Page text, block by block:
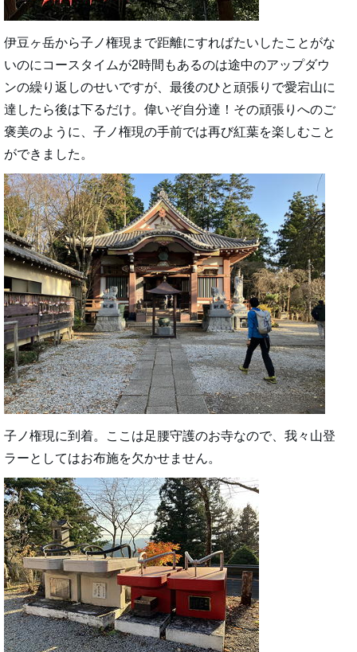
伊豆ヶ岳から子ノ権現まで距離にすればたいしたことがな
いのにコースタイムが2時間もあるのは途中のアップダウ
ンの繰り返しのせいですが、最後のひと頑張りで愛宕山に
達したら後は下るだけ。偉いぞ自分達！その頑張りへのご
褒美のように、子ノ権現の手前では再び紅葉を楽しむこと
ができました。
子ノ権現に到着。ここは足腰守護のお寺なので、我々山登
ラーとしてはお布施を欠かせません。